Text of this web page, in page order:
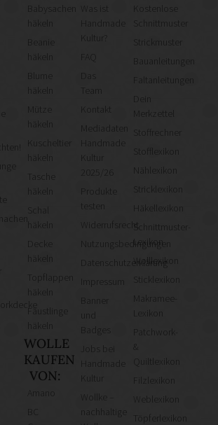
häkeln
häkeln
Mütze
häkeln
Kuscheltier
Tasche
häkeln
häkeln
Topflappen
häkeln
Fäustlinge
häkeln
WOLLE
KAUFEN
VON:
Was ist
Kultur?
Das
Team
Kontakt
Mediadaten
Kultur
Produkte
testen
Widerrufsrecht
Nutzungsbedingungen
Datenschutzerklärung
Kultur
Wollke –
nachhaltige
Kostenlose
Schnittmuster
Strickmuster
Bauanleitungen
Faltanleitungen
Merkzettel
Stoffrechner
Stofflexikon
Nählexikon
Stricklexikon
Häkellexikon
Schnittmuster-
Lexikon
Wolllexikon
Sticklexikon
Makramee-
Lexikon
Patchwork-
&
Quiltlexikon
Filzlexikon
Weblexikon
Töpferlexikon